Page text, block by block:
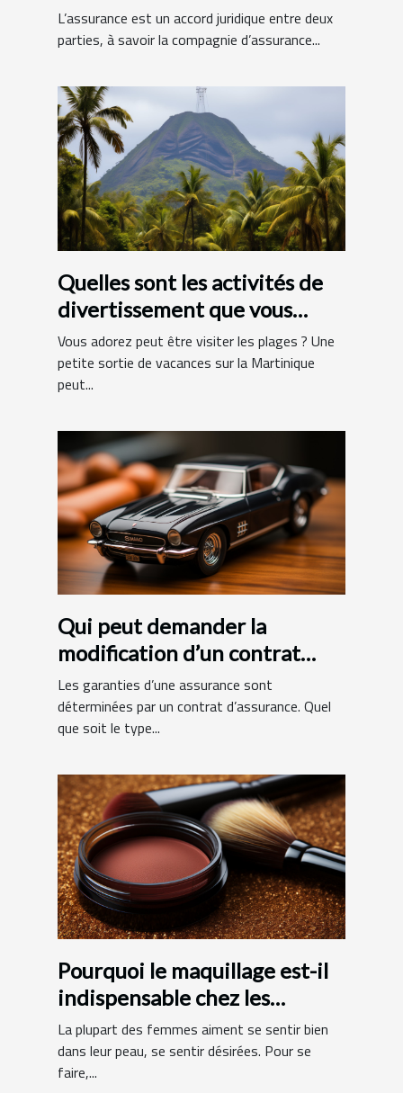
L’assurance est un accord juridique entre deux
parties, à savoir la compagnie d’assurance...
Quelles sont les activités de
divertissement que vous
pouvez faire en Martinique ?
Vous adorez peut être visiter les plages ? Une
petite sortie de vacances sur la Martinique
peut...
Qui peut demander la
modification d’un contrat
d’assurance ?
Les garanties d’une assurance sont
déterminées par un contrat d’assurance. Quel
que soit le type...
Pourquoi le maquillage est-il
indispensable chez les
femmes ?
La plupart des femmes aiment se sentir bien
dans leur peau, se sentir désirées. Pour se
faire,...